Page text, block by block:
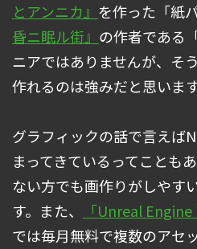
とアンニカ』 を作った「紙
昏ニ眠ル街』 の作者である
ニアではありませんが、そ
作れるのは強みだと思います
グラフィックの話で言えば
まってきているってことも
ない方でも画作りがしやす
す。また、
「Unreal
では毎月無料で複数のアセ